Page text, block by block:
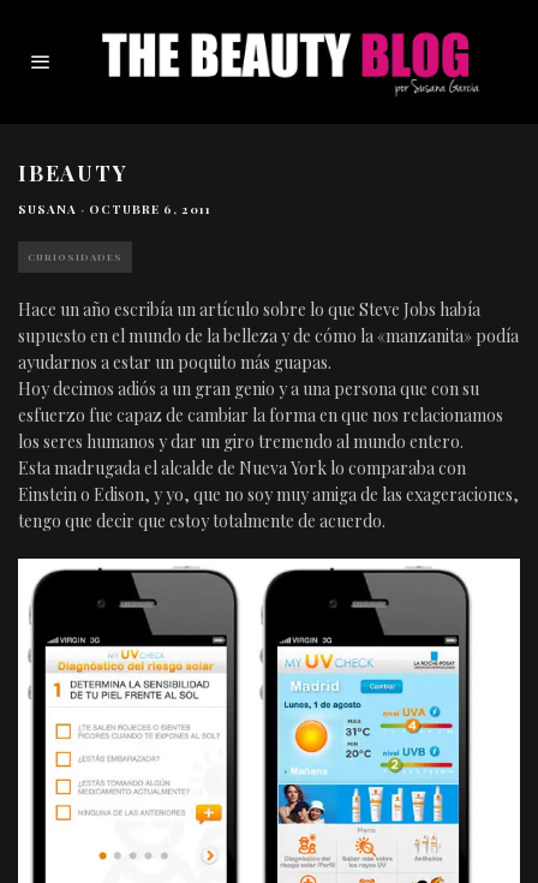
IBEAUTY
SUSANA · OCTUBRE 6, 2011
CURIOSIDADES
Hace un año escribía un artículo sobre lo que Steve Jobs había
supuesto en el mundo de la belleza y de cómo la «manzanita» podía
ayudarnos a estar un poquito más guapas.
Hoy decimos adiós a un gran genio y a una persona que con su
esfuerzo fue capaz de cambiar la forma en que nos relacionamos
los seres humanos y dar un giro tremendo al mundo entero.
Esta madrugada el alcalde de Nueva York lo comparaba con
Einstein o Edison, y yo, que no soy muy amiga de las exageraciones,
tengo que decir que estoy totalmente de acuerdo.